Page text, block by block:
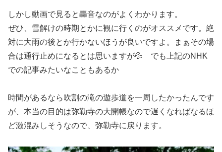
しかし動画で見ると轟音なのがよくわかります。
ぜひ、雪解けの時期とかに観に行くのがオススメです。絶
対に大雨の後とか行かないほうが良いですよ。まぁその場
合は通行止めになるとは思いますが💦 でも上記のNHK
での記事みたいなこともあるか
時間があるなら吹割の滝の遊歩道を一周したかったんです
が、本当の目的は弥勒寺の大開帳なので遅くなればなるほ
ど激混みしそうなので、弥勒寺に戻ります。